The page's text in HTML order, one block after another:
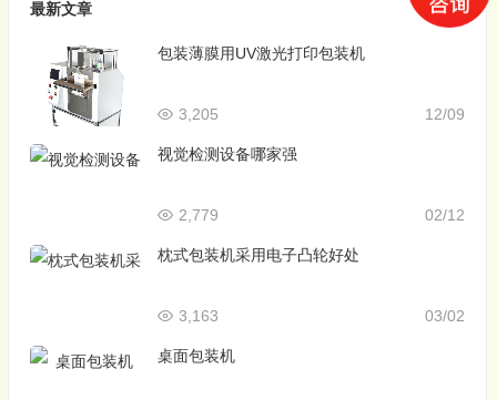
最新文章
包装薄膜用UV激光打印包装机
12/09
3,205
视觉检测设备哪家强
02/12
2,779
枕式包装机采用电子凸轮好处
03/02
3,163
桌面包装机